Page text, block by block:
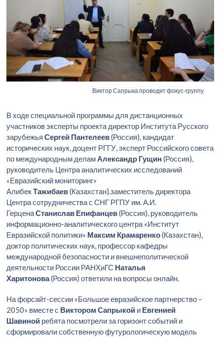
Виктор Сапрыка проводит фокус-группу
В ходе специальной программы для дистанционных
участников эксперты проекта директор Института Русского
зарубежьяСергей Пантелеев(Россия), кандидат
исторических наук, доцент РГГУ, эксперт Российского совета
по международным деламАлександр Гущин(Россия),
руководитель Центра аналитических исследований
«Евразийский мониторинг»
АлибекТажибаев(Казахстан).заместитель директора
Центра сотрудничества с СНГ РГПУ им. А.И.
ГерценаСтанислав Епифанцев(Россия), руководитель
информационно-аналитического центра «Институт
Евразийской политики» Максим Крамаренко(Казахстан),
доктор политических наук, профессор кафедры
международной безопасности и внешнеполитической
деятельности России РАНХиГС Наталья
Харитонова(Россия) ответили на вопросы онлайн.
На форсайт-сессии «Большое евразийское партнерство –
2050» вместе с Виктором Сапрыкой и Евгенией
Шавиной ребята посмотрели за горизонт событий и
сформировали собственную футурологическую модель